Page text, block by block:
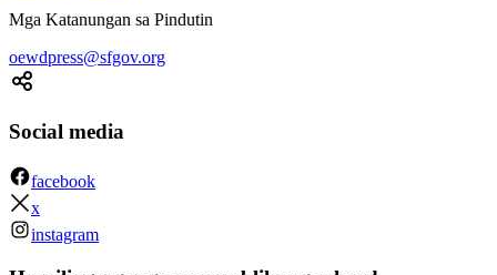
Mga Katanungan sa Pindutin
oewdpress@sfgov.org
Social media
facebook
x
instagram